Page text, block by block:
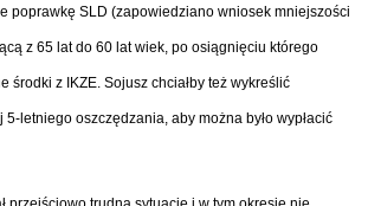
poprawkę SLD (zapowiedziano wniosek mniejszości
z 65 lat do 60 lat wiek, po osiągnięciu którego
środki z IKZE. Sojusz chciałby też wykreślić
letniego oszczędzania, aby można było wypłacić